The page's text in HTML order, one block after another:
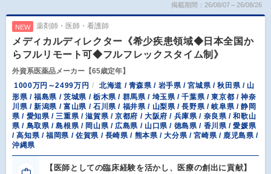
掲載期間：26/08/07～26/08/26
NEW 薬剤師・医師・看護師
メディカルディレクター《希少疾患領域◆日本全国か
らフルリモート可◆フルフレックスタイム制》
外資系医薬品メーカー【65歳定年】
1000万円～2499万円
北海道 / 青森県 / 岩手県 / 宮城県 / 秋田県 / 山
形県 / 福島県 / 茨城県 / 栃木県 / 群馬県 / 埼玉県 / 千葉県 / 東京都 / 神奈
川県 / 新潟県 / 富山県 / 石川県 / 福井県 / 山梨県 / 長野県 / 岐阜県 / 静岡
県 / 愛知県 / 三重県 / 滋賀県 / 京都府 / 大阪府 / 兵庫県 / 奈良県 / 和歌山
県 / 鳥取県 / 島根県 / 岡山県 / 広島県 / 山口県 / 徳島県 / 香川県 / 愛媛県
/ 高知県 / 福岡県 / 佐賀県 / 長崎県 / 熊本県 / 大分県 / 宮崎県 / 鹿児島県 /
沖縄県
【医師としての臨床経験を活かし、医療の創出に貢献】